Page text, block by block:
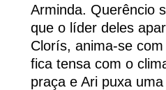
Arminda. Querêncio
que o líder deles
Clorís, anima-se
fica tensa com o
praça e Ari puxa